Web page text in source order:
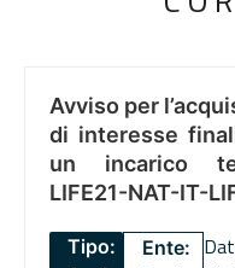
Avviso per
di interesse
un incarico
LIFE21-NAT-IT-
Tipo:
Ente: